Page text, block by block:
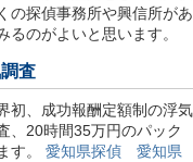
探偵事務所や興信所があ
のがよいと思います。
査
初、成功報酬定額制の浮気
、20時間35万円のパック
す。 愛知県探偵 愛知県